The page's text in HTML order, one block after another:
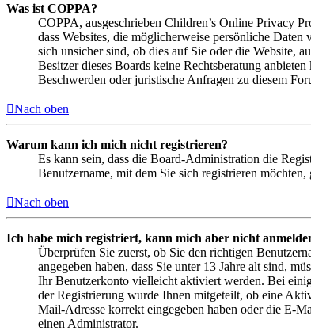
Was ist COPPA?
COPPA, ausgeschrieben Children’s Online Privacy
dass Websites, die möglicherweise persönliche
sich unsicher sind, ob dies auf Sie oder die Website,
Besitzer dieses Boards keine Rechtsberatung
Beschwerden oder juristische Anfragen zu diesem
Nach oben
Warum kann ich mich nicht registrieren?
Es kann sein, dass die Board-Administration die
Benutzername, mit dem Sie sich registrieren
Nach oben
Ich habe mich registriert, kann mich aber nicht
Überprüfen Sie zuerst, ob Sie den richtigen
angegeben haben, dass Sie unter 13 Jahre alt sind,
Ihr Benutzerkonto vielleicht aktiviert werden. Bei
der Registrierung wurde Ihnen mitgeteilt, ob eine
Mail-Adresse korrekt eingegeben haben oder die E-
einen Administrator.